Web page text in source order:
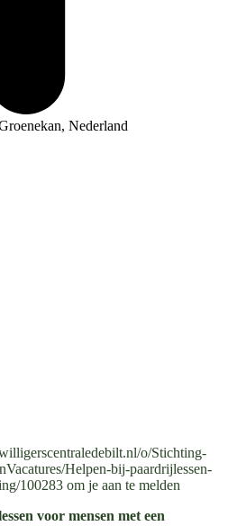
Nederland
o/Stichting-
Helpen-bij-paardrijlessen-
100283 om je aan te melden
voor mensen met een